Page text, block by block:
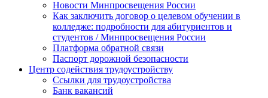
Новости Минпросвещения России
Как заключить договор о целевом обучении в
колледже: подробности для абитуриентов и
студентов / Минпросвещения России
Платформа обратной связи
Паспорт дорожной безопасности
Центр содействия трудоустройству
Ссылки для трудоустройства
Банк вакансий